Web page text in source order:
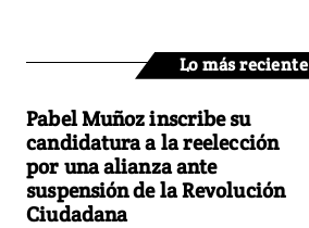
Lo más reciente
Pabel Muñoz inscribe su
candidatura a la reelección
por una alianza ante
suspensión de la Revolución
Ciudadana